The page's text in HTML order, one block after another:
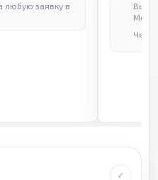
любую заявку в